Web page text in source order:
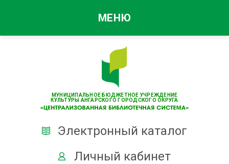
МУНИЦИПАЛЬНОЕ БЮДЖЕТНОЕ УЧРЕЖДЕНИЕ
КУЛЬТУРЫ АНГАРСКОГО ГОРОДСКОГО ОКРУГА
Электронный каталог
Личный кабинет
МЕНЮ